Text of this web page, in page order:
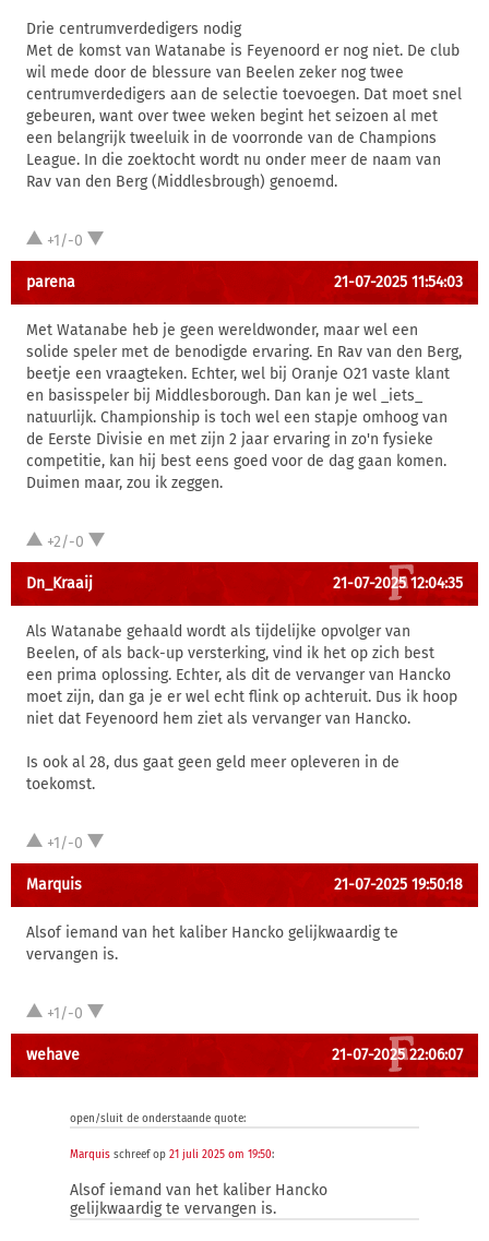
Drie centrumverdedigers nodig
Met de komst van Watanabe is Feyenoord er nog niet. De club
wil mede door de blessure van Beelen zeker nog twee
centrumverdedigers aan de selectie toevoegen. Dat moet snel
gebeuren, want over twee weken begint het seizoen al met
een belangrijk tweeluik in de voorronde van de Champions
League. In die zoektocht wordt nu onder meer de naam van
Rav van den Berg (Middlesbrough) genoemd.
+1/-0
parena 21-07-2025 11:54:03
Met Watanabe heb je geen wereldwonder, maar wel een
solide speler met de benodigde ervaring. En Rav van den Berg,
beetje een vraagteken. Echter, wel bij Oranje O21 vaste klant
en basisspeler bij Middlesborough. Dan kan je wel _iets_
natuurlijk. Championship is toch wel een stapje omhoog van
de Eerste Divisie en met zijn 2 jaar ervaring in zo'n fysieke
competitie, kan hij best eens goed voor de dag gaan komen.
Duimen maar, zou ik zeggen.
+2/-0
Dn_Kraaij 21-07-2025 12:04:35
Als Watanabe gehaald wordt als tijdelijke opvolger van
Beelen, of als back-up versterking, vind ik het op zich best
een prima oplossing. Echter, als dit de vervanger van Hancko
moet zijn, dan ga je er wel echt flink op achteruit. Dus ik hoop
niet dat Feyenoord hem ziet als vervanger van Hancko.
Is ook al 28, dus gaat geen geld meer opleveren in de
toekomst.
+1/-0
Marquis 21-07-2025 19:50:18
Alsof iemand van het kaliber Hancko gelijkwaardig te
vervangen is.
+1/-0
wehave 21-07-2025 22:06:07
open/sluit de onderstaande quote:
Marquis schreef op 21 juli 2025 om 19:50:
Alsof iemand van het kaliber Hancko
gelijkwaardig te vervangen is.